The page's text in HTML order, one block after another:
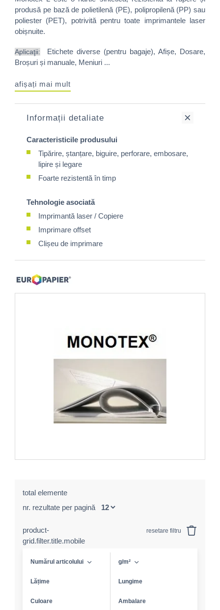
produsă pe bază de polietilenă (PE), polipropilenă (PP) sau
poliester (PET), potrivită pentru toate imprimantele laser
obișnuite.
Aplicaţii: Etichete diverse (pentru bagaje), Afișe, Dosare,
Broșuri și manuale, Meniuri ...
afișați mai mult
Informații detaliate
Caracteristicile produsului
Tipărire, ștanțare, biguire, perforare, embosare,
lipire și legare
Foarte rezistentă în timp
Tehnologie asociată
Imprimantă laser / Copiere
Imprimare offset
Clișeu de imprimare
total elemente
nr. rezultate per pagină
product-
grid.filter.title.mobile
resetare filtru
Numărul articolului g/m²
Lățime Lungime
Culoare Ambalare